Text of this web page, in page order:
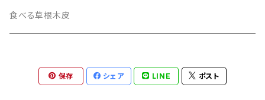
2pack入
食べる草根木皮
保存 シェア LINE ポスト